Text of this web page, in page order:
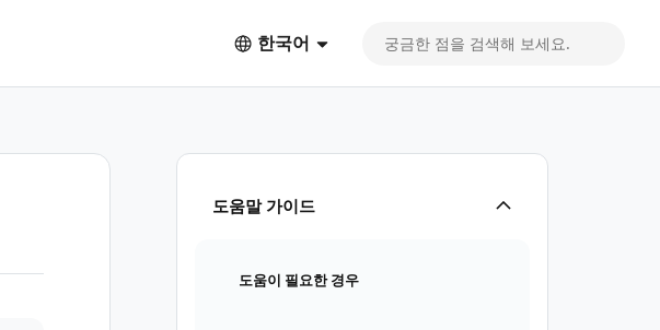
한국어
도움말 가이드
도움이 필요한 경우